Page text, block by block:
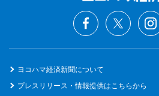
ヨコハマ経済新聞について
プレスリリース・情報提供はこちらから